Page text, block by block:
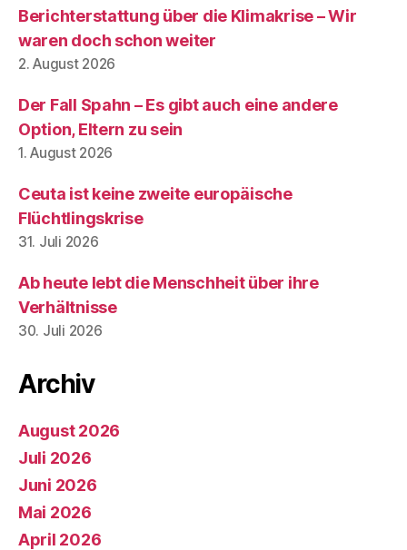
Berichterstattung über die Klimakrise – Wir
waren doch schon weiter
2. August 2026
Der Fall Spahn – Es gibt auch eine andere
Option, Eltern zu sein
1. August 2026
Ceuta ist keine zweite europäische
Flüchtlingskrise
31. Juli 2026
Ab heute lebt die Menschheit über ihre
Verhältnisse
30. Juli 2026
Archiv
August 2026
Juli 2026
Juni 2026
Mai 2026
April 2026